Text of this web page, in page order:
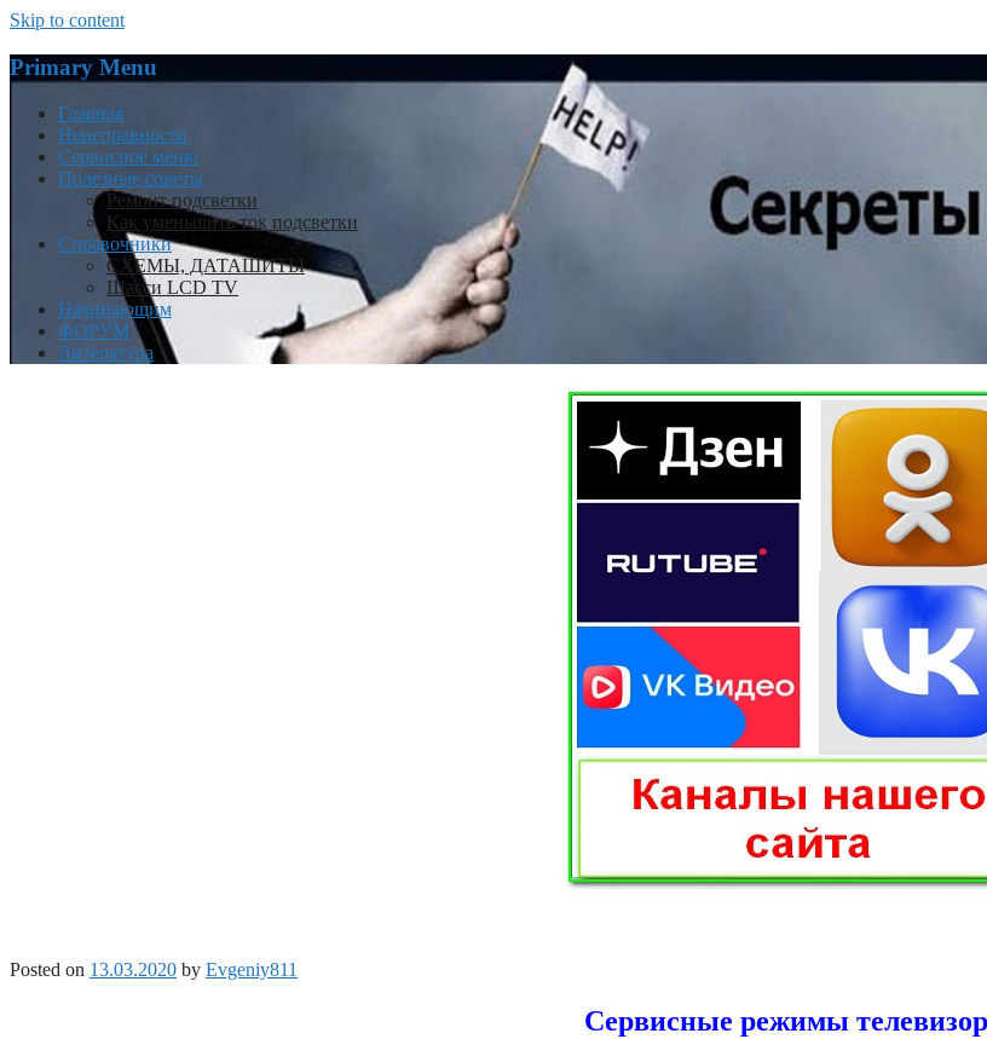
Skip to content
Primary Menu
Главная
Неисправности
Сервисное меню
Полезные советы
Ремонт подсветки
Как уменьшить ток подсветки
Справочники
СХЕМЫ, ДАТАШИТЫ
Шасси LCD TV
Начинающим
ФОРУМ
Литература
Posted on 13.03.2020 by Evgeniy811
Сервисные режимы